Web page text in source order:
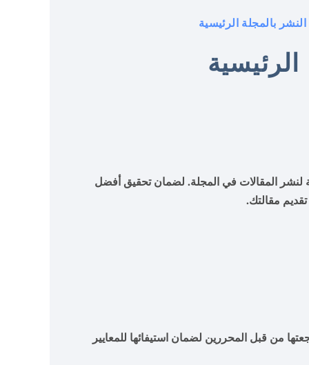
بالمجلة الرئيسية
المقالات في المجلة. لضمان تحقيق أفضل
مقالتك.
من قبل المحررين لضمان استيفائها للمعايير